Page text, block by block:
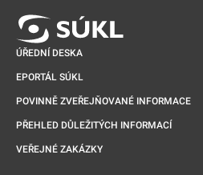
ÚŘEDNÍ DESKA
EPORTÁL SÚKL
POVINNĚ ZVEŘEJŇOVANÉ INFORMACE
PŘEHLED DŮLEŽITÝCH INFORMACÍ
VEŘEJNÉ ZAKÁZKY